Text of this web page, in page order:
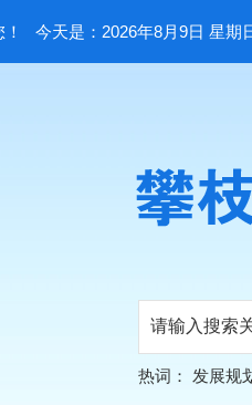
！ 今天是：2026年8月9日 星期
热词： 发展规